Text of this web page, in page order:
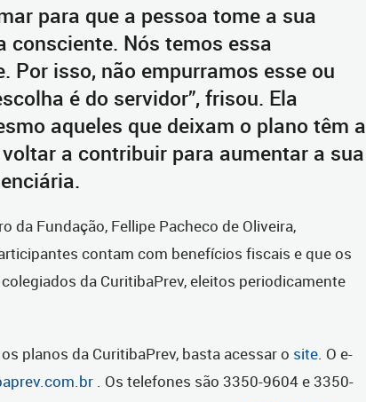
para que a pessoa tome a sua
consciente. Nós temos essa
Por isso, não empurramos esse ou
é do servidor”, frisou. Ela
aqueles que deixam o plano têm a
a contribuir para aumentar a sua
da Fundação, Fellipe Pacheco de Oliveira,
contam com benefícios fiscais e que os
da CuritibaPrev, eleitos periodicamente
planos da CuritibaPrev, basta acessar o site. O e-
. Os telefones são 3350-9604 e 3350-